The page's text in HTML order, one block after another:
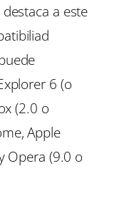
a este
6 (o
(2.0 o
Apple
Opera (9.0 o